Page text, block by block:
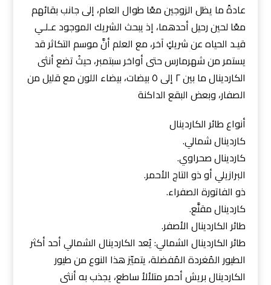
عادةً ما يظل الزوجين معًا طوال العام، إلى جانب بقائهم
معًا لحين رحيل أحدهما، إذ يبحث الشريك الموجود عـلـي
قيـد الحياه عن شريكٍ آخر، مع العلم أنَّ موسم التكاثر قد
يستمر من شهرمارس حتى أواخر سبتمبر، حيثُ تضع أنثى
الكاردينال ما بين ٢ إلى ٥ بيضات، بيضاء اللون مع قليل من
الصفار، وبعض البقع الداكنة
أنواع طائر الكاردينال
كاردينال شمالي.
كاردينال صحراوي.
البرازيلي أو ذو التاج الأحمر.
ذو الفاتورة الصفراء.
كاردينال مقنَّع.
طائر الكاردينال الأصفر.
طائر الكاردينال الشمالي: يُعد الكاردينال الشمالي أحد أكثر
الطيور المُغردة المُفضلة، يتميّز هذا النوع من طيور
الكاردينال بريش أحمر متلألأ ساطع، يجذب به أنثى